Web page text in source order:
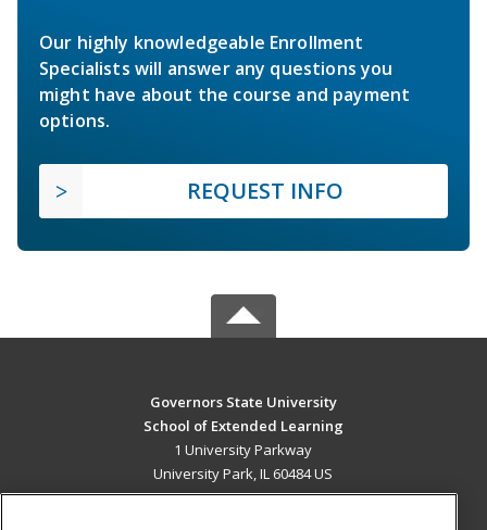
Our highly knowledgeable Enrollment
Specialists will answer any questions you
might have about the course and payment
options.
REQUEST INFO
Governors State University
School of Extended Learning
1 University Parkway
University Park, IL 60484 US